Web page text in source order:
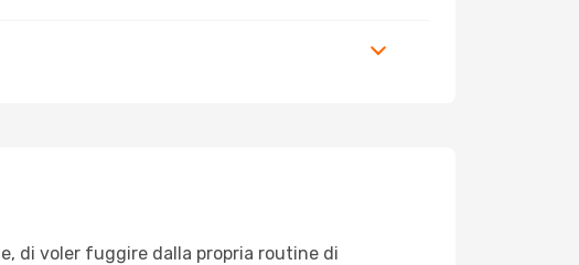
di voler fuggire dalla propria routine di